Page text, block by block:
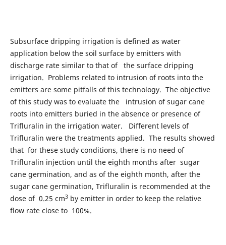
Subsurface dripping irrigation is defined as water
application below the soil surface by emitters with
discharge rate similar to that of the surface dripping
irrigation. Problems related to intrusion of roots into the
emitters are some pitfalls of this technology. The objective
of this study was to evaluate the intrusion of sugar cane
roots into emitters buried in the absence or presence of
Trifluralin in the irrigation water. Different levels of
Trifluralin were the treatments applied. The results showed
that for these study conditions, there is no need of
Trifluralin injection until the eighth months after sugar
cane germination, and as of the eighth month, after the
sugar cane germination, Trifluralin is recommended at the
dose of 0.25 cm3by emitter in order to keep the relative
flow rate close to 100%.